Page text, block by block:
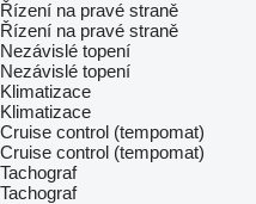
Řízení na pravé straně
Řízení na pravé straně
Nezávislé topení
Nezávislé topení
Klimatizace
Klimatizace
Cruise control (tempomat)
Cruise control (tempomat)
Tachograf
Tachograf